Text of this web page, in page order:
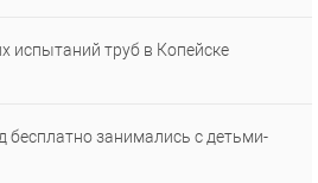
испытаний труб в Копейске
бесплатно занимались с детьми-